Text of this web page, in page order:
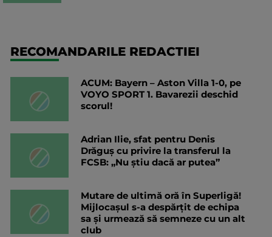
RECOMANDARILE REDACTIEI
ACUM: Bayern – Aston Villa 1-0, pe
VOYO SPORT 1. Bavarezii deschid
scorul!
Adrian Ilie, sfat pentru Denis
Drăguș cu privire la transferul la
FCSB: „Nu știu dacă ar putea”
Mutare de ultimă oră în Superligă!
Mijlocașul s-a despărțit de echipa
sa și urmează să semneze cu un alt
club